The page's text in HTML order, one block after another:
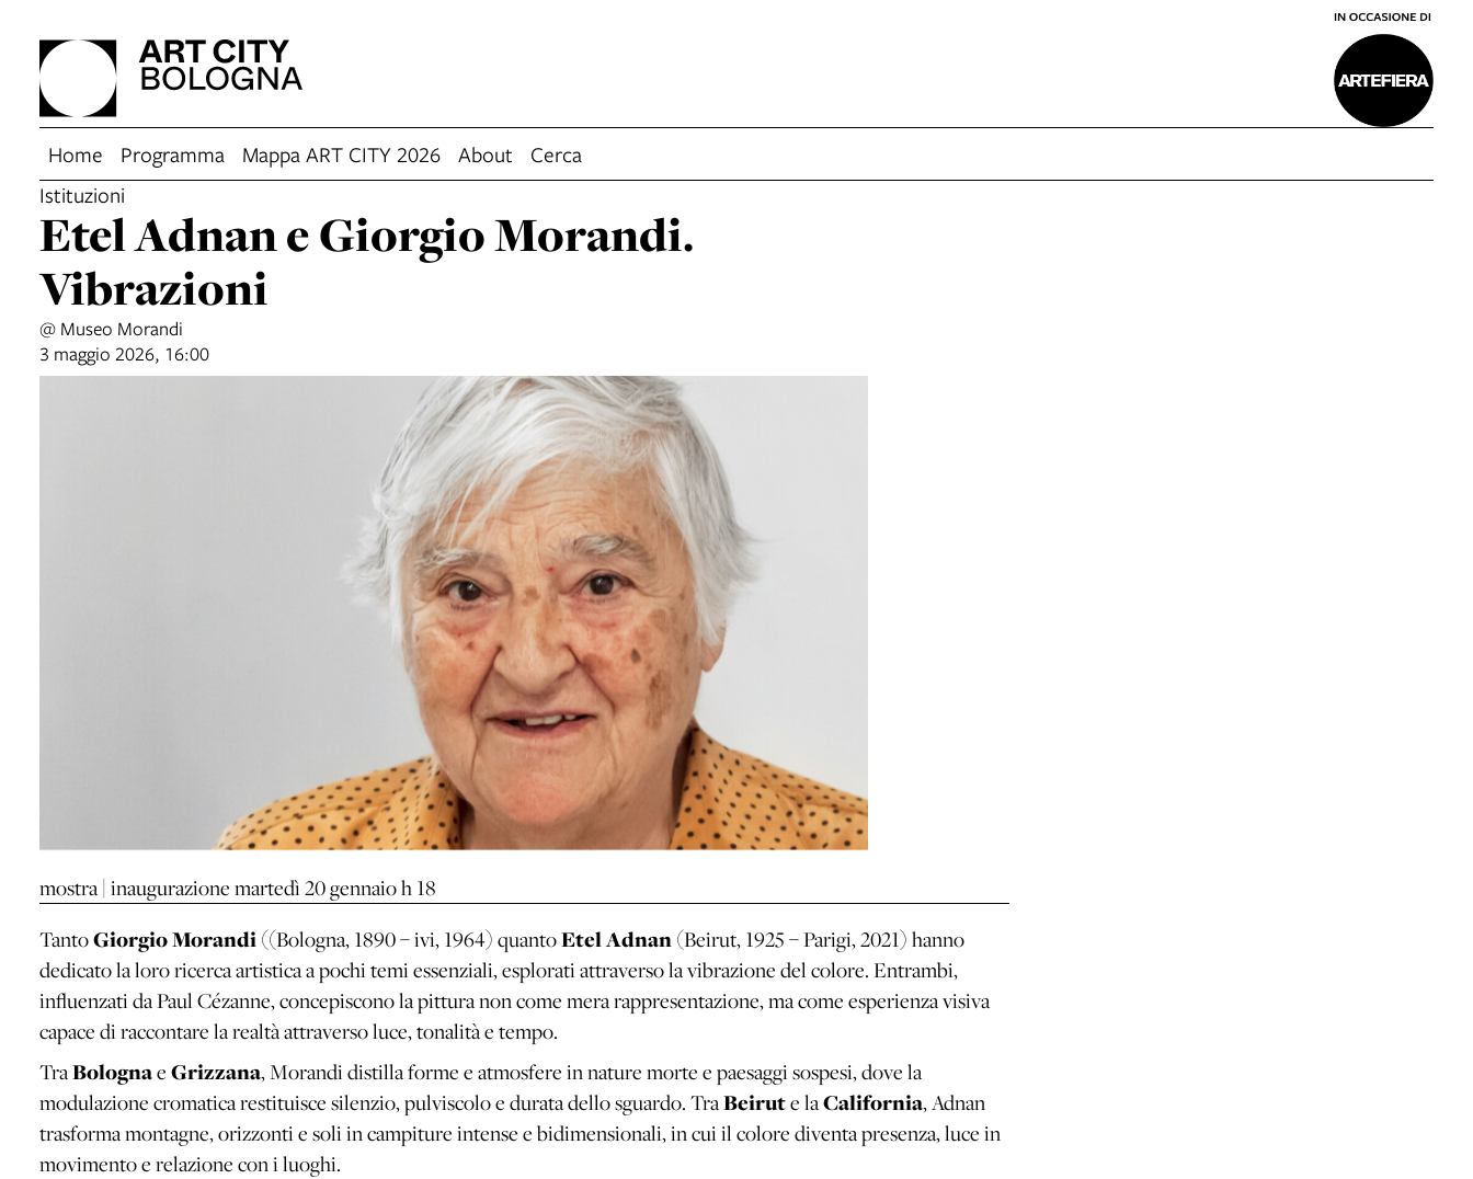
Home Programma Mappa ART CITY 2026 About
Cerca
Istituzioni
Etel Adnan e Giorgio Morandi.
Vibrazioni
@ Museo Morandi
3 maggio 2026, 16:00
mostra | inaugurazione martedì 20 gennaio h 18
TantoGiorgio Morandi ((Bologna, 1890 – ivi, 1964) quantoEtel Adnan (Beirut, 1925 – Parigi, 2021) hanno
dedicato la loro ricerca artistica a pochi temi essenziali, esplorati attraverso la vibrazione del colore. Entrambi,
influenzati da Paul Cézanne, concepiscono la pittura non come mera rappresentazione, ma come esperienza visiva
capace di raccontare la realtà attraverso luce, tonalità e tempo.
TraBolognae Grizzana, Morandi distilla forme e atmosfere in nature morte e paesaggi sospesi, dove la
modulazione cromatica restituisce silenzio, pulviscolo e durata dello sguardo. TraBeirute laCalifornia, Adnan
trasforma montagne, orizzonti e soli in campiture intense e bidimensionali, in cui il colore diventa presenza, luce in
movimento e relazione con i luoghi.